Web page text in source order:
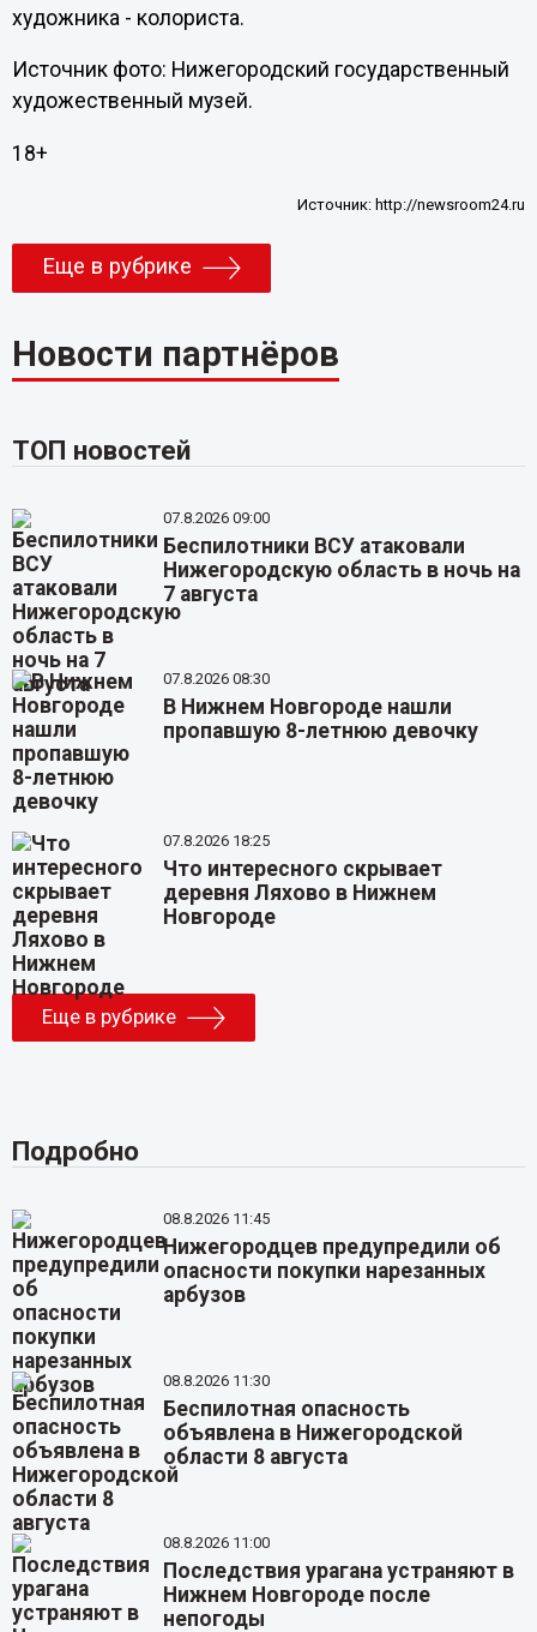
художника - колориста.
Источник фото: Нижегородский государственный
художественный музей.
18+
Источник: http://newsroom24.ru
Еще в рубрике
Новости партнёров
ТОП новостей
07.8.2026 09:00
Беспилотники ВСУ атаковали
Нижегородскую область в ночь на
7 августа
07.8.2026 08:30
В Нижнем Новгороде нашли
пропавшую 8-летнюю девочку
07.8.2026 18:25
Что интересного скрывает
деревня Ляхово в Нижнем
Новгороде
Еще в рубрике
Подробно
08.8.2026 11:45
Нижегородцев предупредили об
опасности покупки нарезанных
арбузов
08.8.2026 11:30
Беспилотная опасность
объявлена в Нижегородской
области 8 августа
08.8.2026 11:00
Последствия урагана устраняют в
Нижнем Новгороде после
непогоды